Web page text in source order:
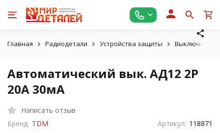
Главная Радиодетали Устройства защиты Выключатели
Автоматический вык. АД12 2Р
20А 30мА
Написать отзыв
Бренд: TDM Артикул: 118871